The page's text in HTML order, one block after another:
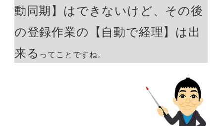
動同期】はできないけど、その後
の登録作業の【自動で経理】は出
来る ってことですね。